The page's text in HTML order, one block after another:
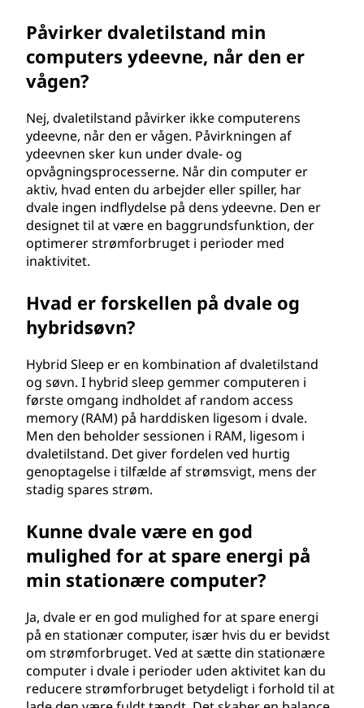
Påvirker dvaletilstand min
computers ydeevne, når den er
vågen?
Nej, dvaletilstand påvirker ikke computerens
ydeevne, når den er vågen. Påvirkningen af
ydeevnen sker kun under dvale- og
opvågningsprocesserne. Når din computer er
aktiv, hvad enten du arbejder eller spiller, har
dvale ingen indflydelse på dens ydeevne. Den er
designet til at være en baggrundsfunktion, der
optimerer strømforbruget i perioder med
inaktivitet.
Hvad er forskellen på dvale og
hybridsøvn?
Hybrid Sleep er en kombination af dvaletilstand
og søvn. I hybrid sleep gemmer computeren i
første omgang indholdet af random access
memory (RAM) på harddisken ligesom i dvale.
Men den beholder sessionen i RAM, ligesom i
dvaletilstand. Det giver fordelen ved hurtig
genoptagelse i tilfælde af strømsvigt, mens der
stadig spares strøm.
Kunne dvale være en god
mulighed for at spare energi på
min stationære computer?
Ja, dvale er en god mulighed for at spare energi
på en stationær computer, især hvis du er bevidst
om strømforbruget. Ved at sætte din stationære
computer i dvale i perioder uden aktivitet kan du
reducere strømforbruget betydeligt i forhold til at